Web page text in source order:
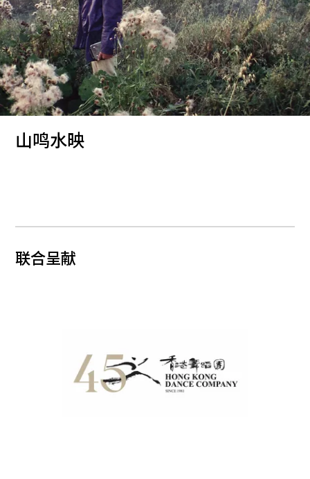
山鸣水映
联合呈献